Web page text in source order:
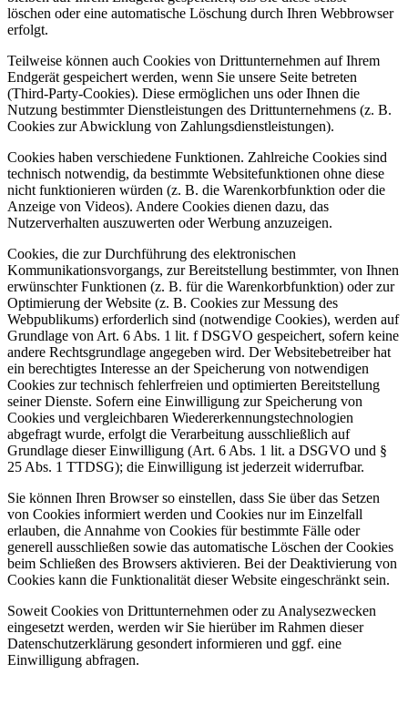
löschen oder eine automatische Löschung durch Ihren Webbrowser
erfolgt.
Teilweise können auch Cookies von Drittunternehmen auf Ihrem
Endgerät gespeichert werden, wenn Sie unsere Seite betreten
(Third-Party-Cookies). Diese ermöglichen uns oder Ihnen die
Nutzung bestimmter Dienstleistungen des Drittunternehmens (z. B.
Cookies zur Abwicklung von Zahlungsdienstleistungen).
Cookies haben verschiedene Funktionen. Zahlreiche Cookies sind
technisch notwendig, da bestimmte Websitefunktionen ohne diese
nicht funktionieren würden (z. B. die Warenkorbfunktion oder die
Anzeige von Videos). Andere Cookies dienen dazu, das
Nutzerverhalten auszuwerten oder Werbung anzuzeigen.
Cookies, die zur Durchführung des elektronischen
Kommunikationsvorgangs, zur Bereitstellung bestimmter, von Ihnen
erwünschter Funktionen (z. B. für die Warenkorbfunktion) oder zur
Optimierung der Website (z. B. Cookies zur Messung des
Webpublikums) erforderlich sind (notwendige Cookies), werden auf
Grundlage von Art. 6 Abs. 1 lit. f DSGVO gespeichert, sofern keine
andere Rechtsgrundlage angegeben wird. Der Websitebetreiber hat
ein berechtigtes Interesse an der Speicherung von notwendigen
Cookies zur technisch fehlerfreien und optimierten Bereitstellung
seiner Dienste. Sofern eine Einwilligung zur Speicherung von
Cookies und vergleichbaren Wiedererkennungstechnologien
abgefragt wurde, erfolgt die Verarbeitung ausschließlich auf
Grundlage dieser Einwilligung (Art. 6 Abs. 1 lit. a DSGVO und §
25 Abs. 1 TTDSG); die Einwilligung ist jederzeit widerrufbar.
Sie können Ihren Browser so einstellen, dass Sie über das Setzen
von Cookies informiert werden und Cookies nur im Einzelfall
erlauben, die Annahme von Cookies für bestimmte Fälle oder
generell ausschließen sowie das automatische Löschen der Cookies
beim Schließen des Browsers aktivieren. Bei der Deaktivierung von
Cookies kann die Funktionalität dieser Website eingeschränkt sein.
Soweit Cookies von Drittunternehmen oder zu Analysezwecken
eingesetzt werden, werden wir Sie hierüber im Rahmen dieser
Datenschutzerklärung gesondert informieren und ggf. eine
Einwilligung abfragen.